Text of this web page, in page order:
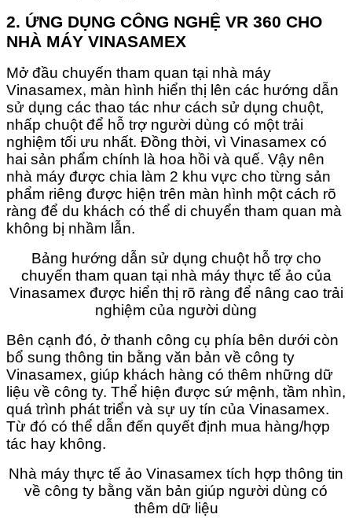
2. ỨNG DỤNG CÔNG NGHỆ VR 360 CHO
NHÀ MÁY VINASAMEX
Mở đầu chuyến tham quan tại nhà máy
Vinasamex, màn hình hiển thị lên các hướng dẫn
sử dụng các thao tác như cách sử dụng chuột,
nhấp chuột để hỗ trợ người dùng có một trải
nghiệm tối ưu nhất. Đồng thời, vì Vinasamex có
hai sản phẩm chính là hoa hồi và quế. Vậy nên
nhà máy được chia làm 2 khu vực cho từng sản
phẩm riêng được hiện trên màn hình một cách rõ
ràng để du khách có thể di chuyển tham quan mà
không bị nhầm lẫn.
Bảng hướng dẫn sử dụng chuột hỗ trợ cho
chuyến tham quan tại nhà máy thực tế ảo của
Vinasamex được hiển thị rõ ràng để nâng cao trải
nghiệm của người dùng
Bên cạnh đó, ở thanh công cụ phía bên dưới còn
bổ sung thông tin bằng văn bản về công ty
Vinasamex, giúp khách hàng có thêm những dữ
liệu về công ty. Thể hiện được sứ mệnh, tầm nhìn,
quá trình phát triển và sự uy tín của Vinasamex.
Từ đó có thể dẫn đến quyết định mua hàng/hợp
tác hay không.
Nhà máy thực tế ảo Vinasamex tích hợp thông tin
về công ty bằng văn bản giúp người dùng có
thêm dữ liệu